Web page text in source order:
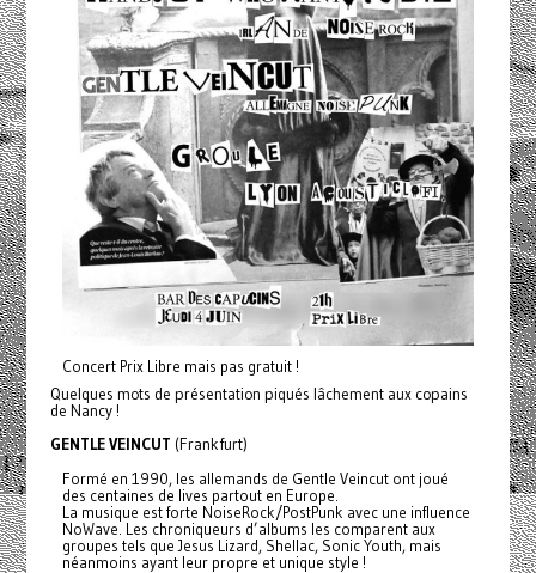
Concert Prix Libre mais pas gratuit !
Quelques mots de présentation piqués lâchement aux copains
de Nancy !
GENTLE VEINCUT (Frankfurt)
Formé en 1990, les allemands de Gentle Veincut ont joué
des centaines de lives partout en Europe.
La musique est forte NoiseRock/PostPunk avec une influence
NoWave. Les chroniqueurs d’albums les comparent aux
groupes tels que Jesus Lizard, Shellac, Sonic Youth, mais
néanmoins ayant leur propre et unique style !